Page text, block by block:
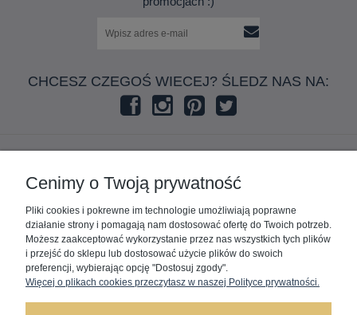
CHCESZ CZEGOŚ WIECEJ? ŚLEDZ NAS NA:
ZAKUPY
POMOC
MOJE KONTO
INFORMACJE
Cenimy o Twoją prywatność
Pliki cookies i pokrewne im technologie umożliwiają poprawne
działanie strony i pomagają nam dostosować ofertę do Twoich potrzeb.
Możesz zaakceptować wykorzystanie przez nas wszystkich tych plików
i przejść do sklepu lub dostosować użycie plików do swoich
preferencji, wybierając opcję "Dostosuj zgody".
Więcej o plikach cookies przeczytasz w naszej Polityce prywatności.